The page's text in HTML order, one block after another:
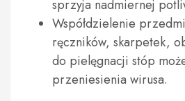
sprzyja nadmiernej
Współdzielenie
ręczników, skarpetek,
do pielęgnacji stóp
przeniesienia wirusa.